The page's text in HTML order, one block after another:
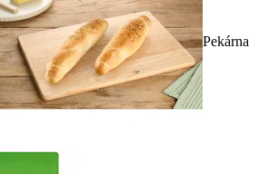
Pekárna